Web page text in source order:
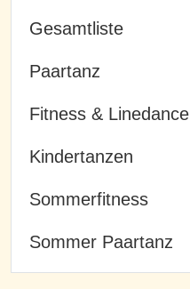
Gesamtliste
Paartanz
Fitness & Linedance
Kindertanzen
Sommerfitness
Sommer Paartanz